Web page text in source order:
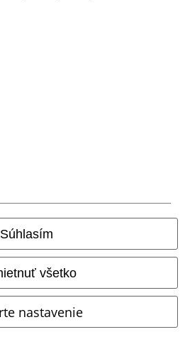
Súhlasím
všetko
nastavenie
Zľava
keď sa prihlásite
Newslettra a súhlasím s tým, že
spracovávať moje osobné údaje a